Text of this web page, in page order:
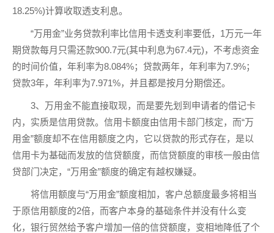
18.25%)计算收取透支利息。
“万用金”业务贷款利率比信用卡透支利率要低，1万元一年
期贷款每月只需还款900.7元(其中利息为67.4元)，不考虑资金
的时间价值，年利率为8.084%；贷款两年，年利率为7.9%；
贷款3年，年利率为7.971%，并且都是按月分期偿还。
3、万用金不能直接取现，而是要先划到申请者的借记卡
内，实质是信用贷款。信用卡额度由信用卡部门核定，而“万
用金”额度却不在信用额度之内，它以贷款的形式存在，是以
信用卡为基础而发放的信贷额度，而信贷额度的审核一般由信
贷部门决定，“万用金”额度的确定有越权嫌疑。
将信用额度与“万用金”额度相加，客户总额度最多将相当
于原信用额度的2倍，而客户本身的基础条件并没有什么变
化，银行贸然给予客户增加一倍的信贷额度，变相地降低了个